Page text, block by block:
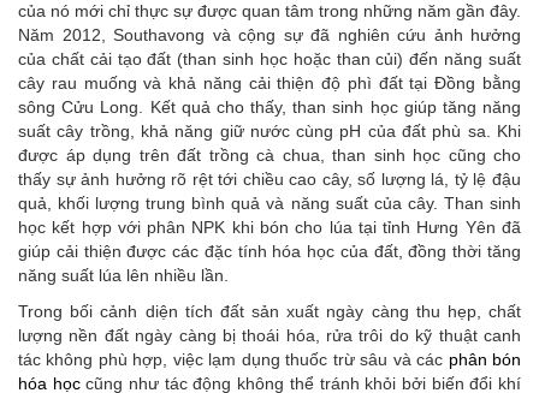
của nó mới chỉ thực sự được quan tâm trong những năm gần đây.
Năm 2012, Southavong và cộng sự đã nghiên cứu ảnh hưởng
của chất cải tạo đất (than sinh học hoặc than củi) đến năng suất
cây rau muống và khả năng cải thiện độ phì đất tại Đồng bằng
sông Cửu Long. Kết quả cho thấy, than sinh học giúp tăng năng
suất cây trồng, khả năng giữ nước cùng pH của đất phù sa. Khi
được áp dụng trên đất trồng cà chua, than sinh học cũng cho
thấy sự ảnh hưởng rõ rệt tới chiều cao cây, số lượng lá, tỷ lệ đậu
quả, khối lượng trung bình quả và năng suất của cây. Than sinh
học kết hợp với phân NPK khi bón cho lúa tại tỉnh Hưng Yên đã
giúp cải thiện được các đặc tính hóa học của đất, đồng thời tăng
năng suất lúa lên nhiều lần.
Trong bối cảnh diện tích đất sản xuất ngày càng thu hẹp, chất
lượng nền đất ngày càng bị thoái hóa, rửa trôi do kỹ thuật canh
tác không phù hợp, việc lạm dụng thuốc trừ sâu và các phân bón
hóa họccũng như tác động không thể tránh khỏi bởi biến đổi khí